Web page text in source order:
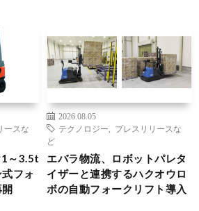
ースな
1～3.5t
フォ
2026.08.05
テクノロジー
プレスリリースな
ど
エバラ物流、ロボットパレタ
イザーと連携するハクオウロ
ボの自動フォークリフト導入